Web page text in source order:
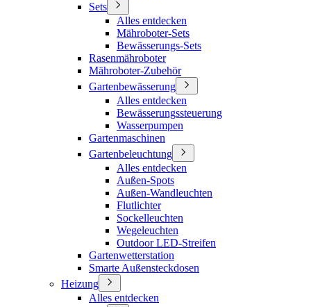
Sets
Alles entdecken
Mähroboter-Sets
Bewässerungs-Sets
Rasenmähroboter
Mähroboter-Zubehör
Gartenbewässerung
Alles entdecken
Bewässerungssteuerung
Wasserpumpen
Gartenmaschinen
Gartenbeleuchtung
Alles entdecken
Außen-Spots
Außen-Wandleuchten
Flutlichter
Sockelleuchten
Wegeleuchten
Outdoor LED-Streifen
Gartenwetterstation
Smarte Außensteckdosen
Heizung
Alles entdecken